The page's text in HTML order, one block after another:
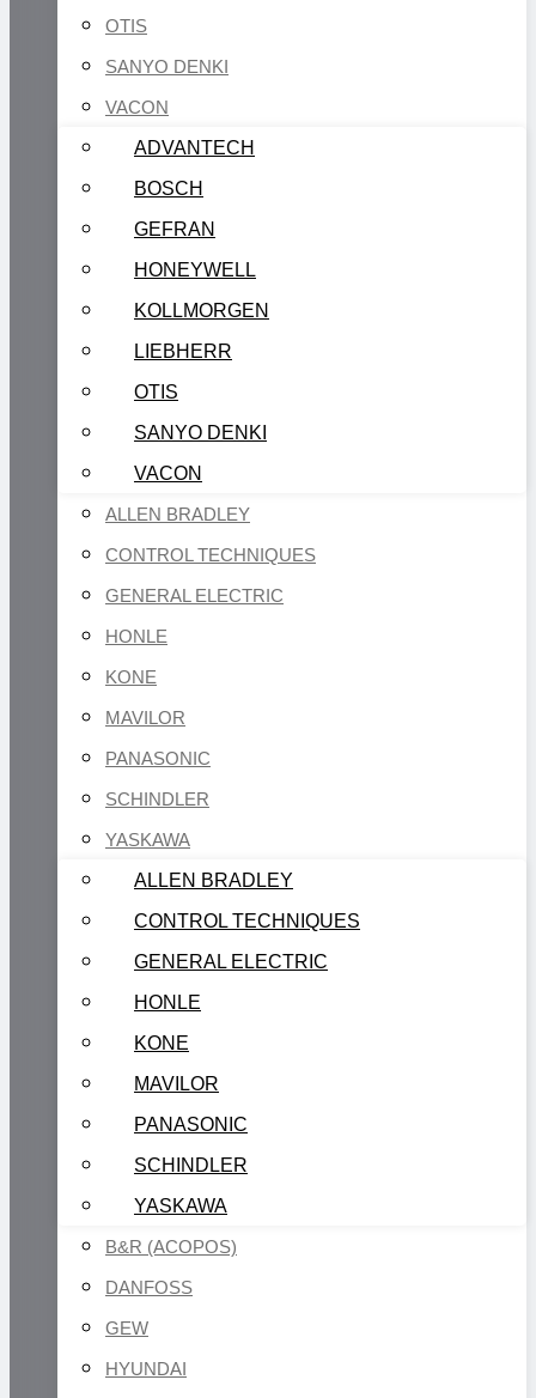
OTIS
SANYO DENKI
VACON
ADVANTECH
BOSCH
GEFRAN
HONEYWELL
KOLLMORGEN
LIEBHERR
OTIS
SANYO DENKI
VACON
ALLEN BRADLEY
CONTROL TECHNIQUES
GENERAL ELECTRIC
HONLE
KONE
MAVILOR
PANASONIC
SCHINDLER
YASKAWA
ALLEN BRADLEY
CONTROL TECHNIQUES
GENERAL ELECTRIC
HONLE
KONE
MAVILOR
PANASONIC
SCHINDLER
YASKAWA
B&R (ACOPOS)
DANFOSS
GEW
HYUNDAI